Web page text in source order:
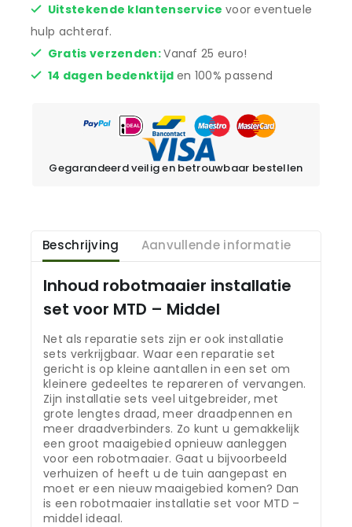
Uitstekende klantenservice voor eventuele
hulp achteraf.
Gratis verzenden:Vanaf 25 euro!
14 dagen bedenktijd en 100% passend
Gegarandeerd veilig en betrouwbaar bestellen
Beschrijving Aanvullende informatie
Inhoud robotmaaier installatie
set voor MTD – Middel
Net als reparatie sets zijn er ook installatie
sets verkrijgbaar. Waar een reparatie set
gericht is op kleine aantallen in een set om
kleinere gedeeltes te repareren of vervangen.
Zijn installatie sets veel uitgebreider, met
grote lengtes draad, meer draadpennen en
meer draadverbinders. Zo kunt u gemakkelijk
een groot maaigebied opnieuw aanleggen
voor een robotmaaier. Gaat u bijvoorbeeld
verhuizen of heeft u de tuin aangepast en
moet er een nieuw maaigebied komen? Dan
is een robotmaaier installatie set voor MTD –
middel ideaal.